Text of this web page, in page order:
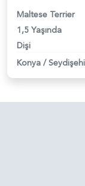
Maltese Terrier
1,5 Yaşında
Dişi
Konya /